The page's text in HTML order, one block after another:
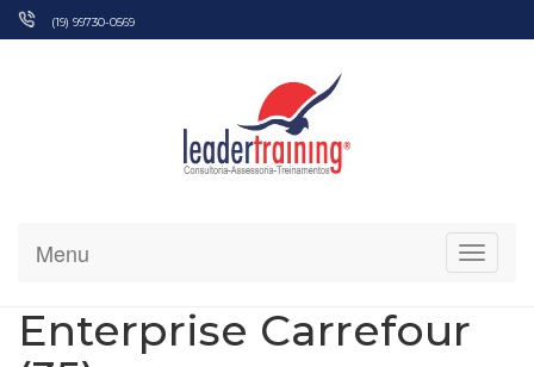
Pular
(19) 99730-0569
Menu
Enterprise Carrefour